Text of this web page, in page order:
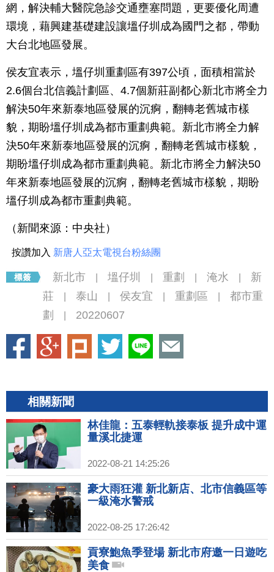
網，解決輔大醫院急診交通壅塞問題，更要優化周遭
環境，藉興建基礎建設讓塭仔圳成為國門之都，帶動
大台北地區發展。
侯友宜表示，塭仔圳重劃區有397公頃，面積相當於
2.6個台北信義計劃區、4.7個新莊副都心新北市將全力
解決50年來新泰地區發展的沉痾，翻轉老舊城市樣
貌，期盼塭仔圳成為都市重劃典範。新北市將全力解
決50年來新泰地區發展的沉痾，翻轉老舊城市樣貌，
期盼塭仔圳成為都市重劃典範。新北市將全力解決50
年來新泰地區發展的沉痾，翻轉老舊城市樣貌，期盼
塭仔圳成為都市重劃典範。
（新聞來源：中央社）
按讚加入 新唐人亞太電視台粉絲團
新北市 塭仔圳 重劃 淹水
新
莊
泰山 侯友宜 重劃區
都市重
劃
20220607
相關新聞
林佳龍：五泰輕軌接泰板 提升成中運
量溪北捷運
2022-08-21 14:25:26
豪大雨狂灌 新北新店、北市信義區等
一級淹水警戒
2022-08-25 17:26:42
貢寮鮑魚季登場 新北市府邀一日遊吃
美食